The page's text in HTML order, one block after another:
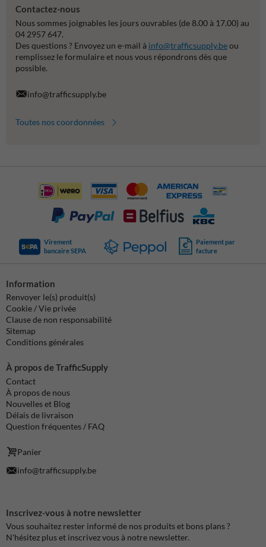
Contactez-nous
Nous sommes joignables les jours ouvrables (de 8.00 à 17.00) au
04 2957 647.
Des questions ? Envoyez un e-mail à info@trafficsupply.beou
remplissez le formulaire et nous vous répondrons dès que
possible.
info@trafficsupply.be
Toutes nos coordonnées
Virement
bancaire SEPA
Paiement par
facture
Information
Renvoyer le(s) produit(s)
Cookie / Vie privée
Clause de non responsabilité
Sitemap
Conditions générales
À propos de TrafficSupply
Contact
À propos de nous
Nouvelles et Blog
Délais de livraison
Question fréquentes / FAQ
Panier
info@trafficsupply.be
Inscrivez-vous à notre newsletter
Vous souhaitez rester informé de nos produits et bons plans ?
N'hésitez plus et inscrivez vous à notre newsletter.